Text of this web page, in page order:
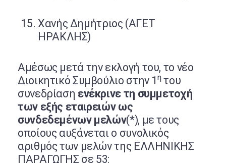
Χανής Δημήτριος (ΑΓΕΤ
ΗΡΑΚΛΗΣ)
Αμέσως μετά την εκλογή του, το νέο
Διοικητικό Συμβούλιο στην 1ητου
συνεδρίαση ενέκρινε τη συμμετοχή
των εξής εταιρειών ως
συνδεδεμένων μελών(*), με τους
οποίους αυξάνεται ο συνολικός
αριθμός των μελών της ΕΛΛΗΝΙΚΗΣ
ΠΑΡΑΓΩΓΗΣ σε 53: